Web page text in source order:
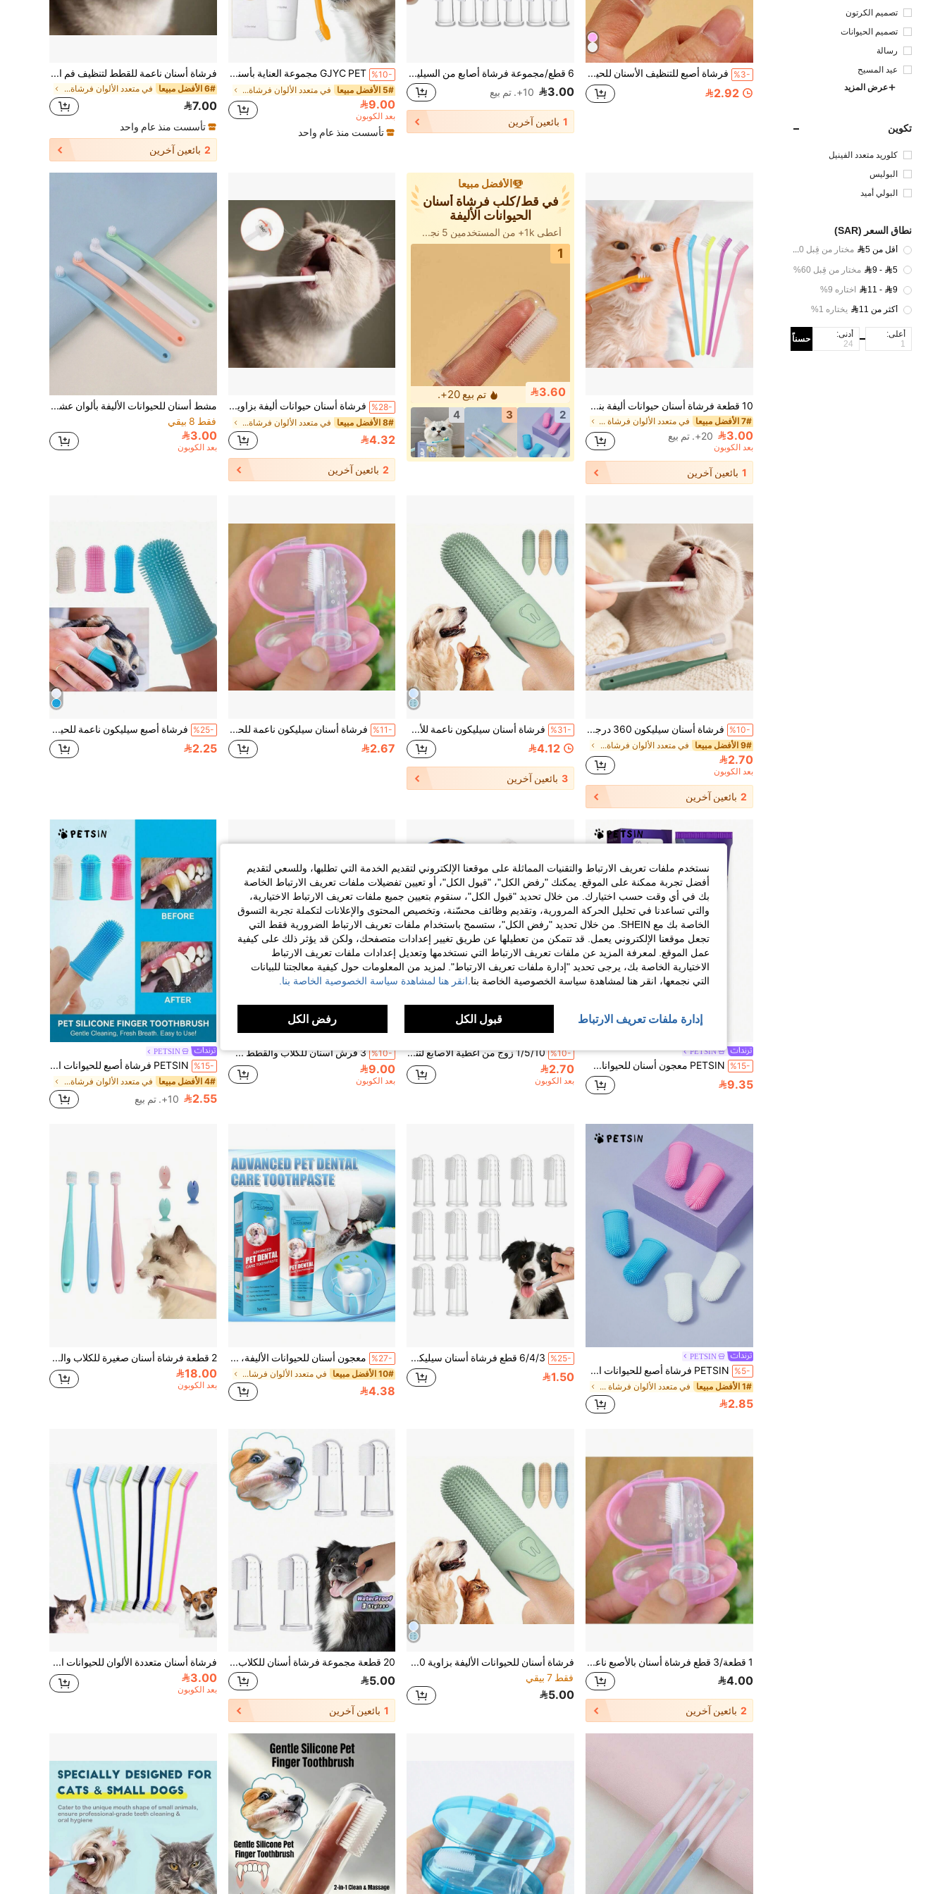
تصميم الكرتون
تصميم الحيوانات
رسالة
عيد المسيح
عرض المزيد
تكوين
كلوريد متعدد الفينيل
البوليس
تر
البولي أميد
نطاق السعر (SAR)
أقل من 5 مختار من قِبل 30%
9 - 5 مختار من قِبل 60%
11 - 9 اختاره 9%
أكثر من 11 يختاره 1%
أعلى: أدنى: حسناً
%3- فرشاة أصبع للتنظيف الأسنان للحيوانات الأليفة شفافة (مناسبة للكلاب والقطط الصغيرة)
2.92
6 قطع/مجموعة فرشاة أصابع من السيليكون للحيوانات الأليفة، مناسبة للقطط والكلاب، لتحسين صحة الفم للحيوان الأليف
3.00 10+. تم بيع
1 بائعين آخرين
%10- GJYC PET مجموعة العناية بأسنان الحيوانات الأليفة الممتازة | تشمل معجون الأسنان وفرشاة الأسنان ذات الرأسين | تقاوم البلاك بفعالية | مناسبة للجراء، 2 قطعة، بنكهة اللحم البقري اللذيذة، نفس الأنفاس الطازجة، لطيفة على اللثة
5# الأفضل مبيعا في متعدد الألوان فرشاة أسنان الحيوانات الأليفة
9.00
بعد الكوبون
تأسست منذ عام واحد
فرشاة أسنان ناعمة للقطط لتنظيف فم القطط ، فرشاة أسنان للقطط لتنظيف الأسنان ، منتجات التنظيف الشخصي للقطط
6# الأفضل مبيعا في متعدد الألوان فرشاة أسنان الحيوانات الأليفة
7.00
تأسست منذ عام واحد
2 بائعين آخرين
10 قطعة فرشاة أسنان حيوانات أليفة بنصل واحد مناسبة للكلاب والقطط. مناسبة للتنظيف العميق لتجويف الفم الحيوان الأليف
7# الأفضل مبيعا في متعدد الألوان فرشاة أسنان الحيوانات الأليفة
3.00 20+. تم بيع
بعد الكوبون
1 بائعين آخرين
الأفضل مبيعا
في قط/كلب فرشاة أسنان
الحيوانات الأليفة
أعطى 1k+ من المستخدمين 5 نجوم
1
3.60
تم بيع 20+.
2
3
4
%28- فرشاة أسنان حيوانات أليفة بزاوية 360 درجة، مناسبة للكلاب والقطط - تصميم مقبض إرجونومي، شعيرات ناعمة، بدون بطارية، تنظف الأسنان وتنعش النفس، متوفرة باللون الأبيض والأخضر والأزرق الفاتح، رعاية أسنان الحيوانات الأليفة، تجميل حديث للحيوانات الأليفة، مصنوعة من مواد بلاستيكية متينة
8# الأفضل مبيعا في متعدد الألوان فرشاة أسنان الحيوانات الأليفة
4.32
2 بائعين آخرين
مشط أسنان للحيوانات الأليفة بألوان عشوائية قطعة واحدة لتنظيف الأسنان للكلاب والقطط
فقط 8 بيقي
3.00
بعد الكوبون
%10- فرشاة أسنان سيليكون 360 درجة للحيوانات الأليفة للقطط والكلاب، فرشاة تنظيف العناية بالفم ذات شعيرات ناعمة، أداة صحة الأسنان للحيوانات الأليفة بتصميم مريح للأسنان والنفس المنعش
9# الأفضل مبيعا في متعدد الألوان فرشاة أسنان الحيوانات الأليفة
2.70
بعد الكوبون
2 بائعين آخرين
%31- فرشاة أسنان سيليكون ناعمة للأصابع للكلاب قطعة واحدة - تنظيف لطيف 360 درجة، شعيرات ناعمة، مناسبة لرعاية أسنان الحيوانات الأليفة، سهلة الاستخدام
4.12
3 بائعين آخرين
%11- فرشاة أسنان سيليكون ناعمة للحيوانات الأليفة، فرشاة أسنان للأصابع لتنظيف أسنان الكلاب، مناسبة للقطط والكلاب، العناية بالفم
2.67
%25- فرشاة أصبع سيليكون ناعمة للحيوانات الأليفة، مناسبة لتنظيف أسنان القطط والكلاب
2.25
PETSIN
%15- PETSIN معجون أسنان للحيوانات الأليفة قطعة واحدة، يزيل البلاك والجير، ينعش النفس، رعاية اللثة (النمط العشوائي للتعبئة والتغليف)
9.35
%10- 1/5/10 زوج من أغطية الأصابع لتنظيف أسنان الحيوانات الأليفة، أداة تنظيف الفم للجراء والقطط، فرشاة أسنان للأصابع، لوازم وإكسسوارات العناية بالحيوانات الأليفة
2.70
بعد الكوبون
%10- 3 فرش أسنان للكلاب والقطط صغيرة الحجم بزاوية 360 درجة من السيليكون الناعم، العناية بأسنان القطط، حامل فرشاة الأسنان، سهلة المناولة، كوب شفط إضافي، باللون الأزرق الفاتح والوردي الفاتح
9.00
بعد الكوبون
PETSIN
%15- PETSIN فرشاة أصبع للحيوانات الأليفة، فرشاة أسنان سيليكون للكلاب والقطط صغيرة الحجم مناسبة لهم
4# الأفضل مبيعا في متعدد الألوان فرشاة أسنان الحيوانات الأليفة
2.55 10+. تم بيع
PETSIN
%5- PETSIN فرشاة أصبع للحيوانات الأليفة، فرشاة أسنان سيليكون للكلاب والقطط صغيرة الحجم مناسبة لهم
1# الأفضل مبيعا في متعدد الألوان فرشاة أسنان الحيوانات الأليفة
2.85
%25- 6/4/3 قطع فرشاة أسنان سيليكون للأصابع للحيوانات الأليفة، مناسبة للقطط والكلاب. حجم صغير، مادة مريحة، تساعد في تحسين صحة الحيوانات الأليفة. مستلزمات الكلاب، مستلزمات القطط والكلاب، إكسسوارات الكلاب، أساسيات الجراء، العناية بالأسنان، العناية بالفم. (يتم شحن أسلوب عشوائي)
1.50
%27- معجون أسنان للحيوانات الأليفة، لنفس الأنفاس الطازجة، إزالة الجير، معجون أسنان للعناية بالفم للكلاب والقطط
10# الأفضل مبيعا في متعدد الألوان فرشاة أسنان الحيوانات الأليفة
4.38
2 قطعة فرشاة أسنان صغيرة للكلاب والقطط مع حامل فرشاة أسنان بكوب شفط، سيليكون ناعم 360 درجة، فرشاة أسنان برأس صغير من السيليكون للتنظيف، منتجات العناية اللطيفة بتنظيف الفم للحيوانات الأليفة، رف تخزين وتصريف فرشاة الأسنان بتصميم سمكة صغيرة فاخر خفيف من السيليكون
18.00
بعد الكوبون
1 قطعة/3 قطع فرشاة أسنان بالأصبع ناعمة الشعيرات، مناسبة للقطط والكلاب، أداة تنظيف أسنان الكلاب، مع علبة تخزين، قطر كم الأصبع 2 سم
4.00
2 بائعين آخرين
فرشاة أسنان للحيوانات الأليفة بزاوية 360 درجة، مناسبة للكلاب والقطط، شعيرات ناعمة، بدون بطارية، تنظف الأسنان وتزيل رائحة الفم الكريهة، العناية بالأسنان للحيوانات الأليفة، العناية الحديثة بالحيوانات الأليفة، متينة
فقط 7 بيقي
5.00
20 قطعة مجموعة فرشاة أسنان للكلاب، فرشاة أسنان للكلاب بزاوية 360 درجة، فرشاة أسنان للقطط، تنظيف أسنان الكلاب، فرشاة أسنان إصبع للكلاب، مناسبة للحيوانات الأليفة الصغيرة والكبيرة
5.00
1 بائعين آخرين
فرشاة أسنان متعددة الألوان للحيوانات الأليفة ذات الرأسين، فرشاة أسنان للكلب، فرشاة أسنان للقطة، فرشاة أسنان متعددة الاستخدامات لتنظيف أسنان الحيوانات الأليفة
3.00
بعد الكوبون
نستخدم ملفات تعريف الارتباط والتقنيات المماثلة على موقعنا الإلكتروني لتقديم الخدمة التي تطلبها، وللسعي لتقديم
أفضل تجربة ممكنة على الموقع. يمكنك "رفض الكل"، "قبول الكل"، أو تعيين تفضيلات ملفات تعريف الارتباط الخاصة
بك في أي وقت حسب اختيارك. من خلال تحديد "قبول الكل"، سنقوم بتعيين جميع ملفات تعريف الارتباط الاختيارية،
والتي تساعدنا في تحليل الحركة المرورية، وتقديم وظائف محسّنة، وتخصيص المحتوى والإعلانات لتكملة تجربة التسوق
الخاصة بك مع SHEIN. من خلال تحديد "رفض الكل"، ستسمح باستخدام ملفات تعريف الارتباط الضرورية فقط التي
تجعل موقعنا الإلكتروني يعمل. قد تتمكن من تعطيلها عن طريق تغيير إعدادات متصفحك، ولكن قد يؤثر ذلك على كيفية
عمل الموقع. لمعرفة المزيد عن ملفات تعريف الارتباط التي نستخدمها وتعديل إعدادات ملفات تعريف الارتباط
الاختيارية الخاصة بك، يرجى تحديد "إدارة ملفات تعريف الارتباط". لمزيد من المعلومات حول كيفية معالجتنا للبيانات
التي نجمعها، انقر هنا لمشاهدة سياسة الخصوصية الخاصة بنا. انقر هنا لمشاهدة سياسة الخصوصية الخاصة بنا.
إدارة ملفات تعريف الارتباط قبول الكل رفض الكل